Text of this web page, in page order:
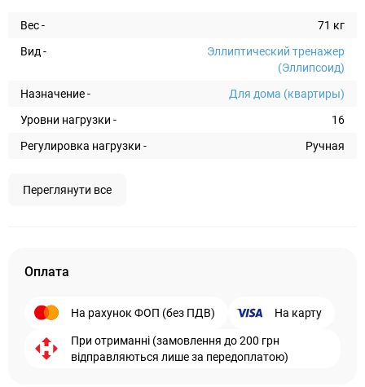
Вес -
71 кг
Вид -
Эллиптический тренажер
(Эллипсоид)
Назначение -
Для дома (квартиры)
Уровни нагрузки -
16
Регулировка нагрузки -
Ручная
Переглянути все
Оплата
На рахунок ФОП (без ПДВ) На карту
При отриманні (замовлення до 200 грн
відправляються лише за передоплатою)